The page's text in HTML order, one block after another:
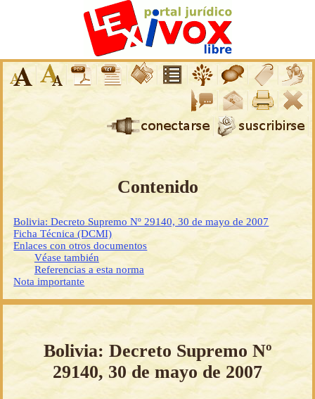
Contenido
Bolivia: Decreto Supremo Nº 29140, 30 de mayo de 2007
Ficha Técnica (DCMI)
Enlaces con otros documentos
Véase también
Referencias a esta norma
Nota importante
Bolivia: Decreto Supremo Nº
29140, 30 de mayo de 2007